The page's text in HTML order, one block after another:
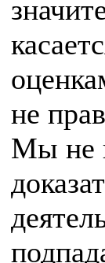
не
Мы не